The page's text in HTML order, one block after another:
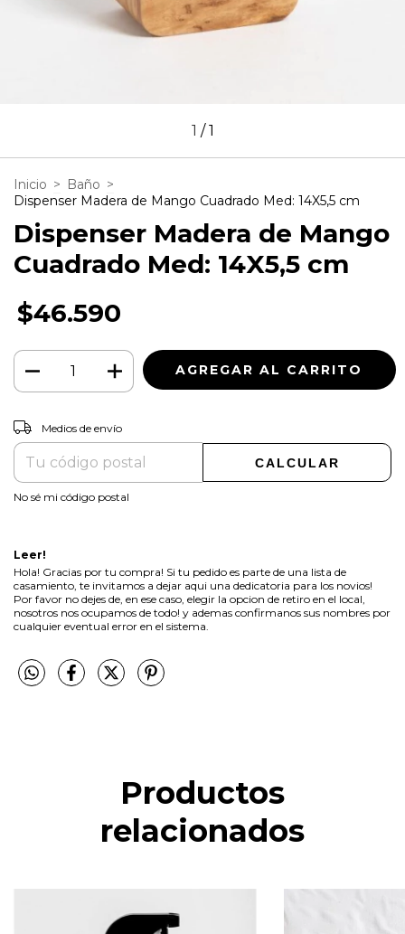
1 /1
Inicio > Baño >
Dispenser Madera de Mango Cuadrado Med: 14X5,5 cm
Dispenser Madera de Mango
Cuadrado Med: 14X5,5 cm
$46.590
Entregas para el CP:
Medios de envío
CALCULAR
No sé mi código postal
Leer!
Hola! Gracias por tu compra! Si tu pedido es parte de una lista de
casamiento, te invitamos a dejar aqui una dedicatoria para los novios!
Por favor no dejes de, en ese caso, elegir la opcion de retiro en el local,
nosotros nos ocupamos de todo! y ademas confirmanos sus nombres por
cualquier eventual error en el sistema.
Productos
relacionados